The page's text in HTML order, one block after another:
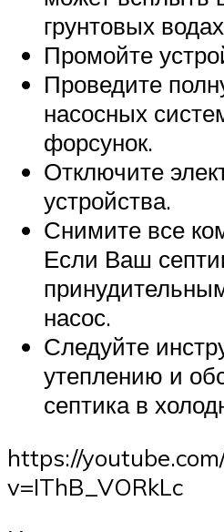
грунтовых
Промойте
Проведите
насосных
форсунок.
Отключите
устройства.
Снимите все
Если Ваш
насос.
Следуйте
утеплению и
септика в
https://
v=IThB_VORkLc